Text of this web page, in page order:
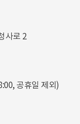
사로 2
공휴일 제외)